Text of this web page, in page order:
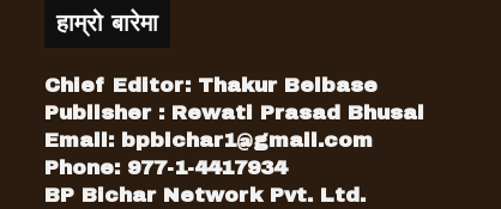
हाम्रो बारेमा
Chief Editor: Thakur Belbase
Publisher : Rewati Prasad Bhusal
Email: bpbichar1@gmail.com
Phone: 977-1-4417934
BP Bichar Network Pvt. Ltd.